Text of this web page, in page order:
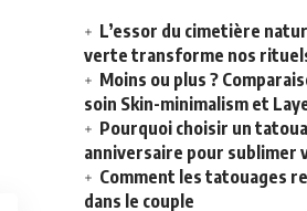
L’essor du cimetière
verte transforme nos
Moins ou plus ?
soin Skin-minimalism et
Pourquoi choisir un
anniversaire pour sublimer
Comment les tatouages
dans le couple